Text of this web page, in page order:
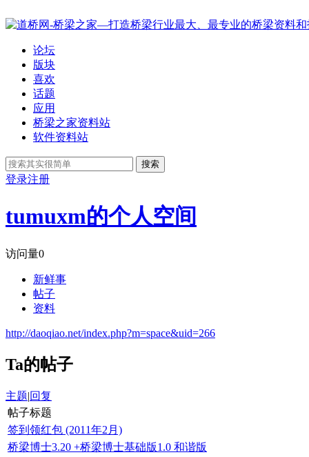
论坛
版块
喜欢
话题
应用
桥梁之家资料站
软件资料站
搜索
登录注册
tumuxm的个人空间
访问量0
新鲜事
帖子
资料
http://daoqiao.net/index.php?m=space&uid=266
Ta的帖子
主题|回复
帖子标题
签到领红包 (2011年2月)
桥梁博士3.20 +桥梁博士基础版1.0 和谐版